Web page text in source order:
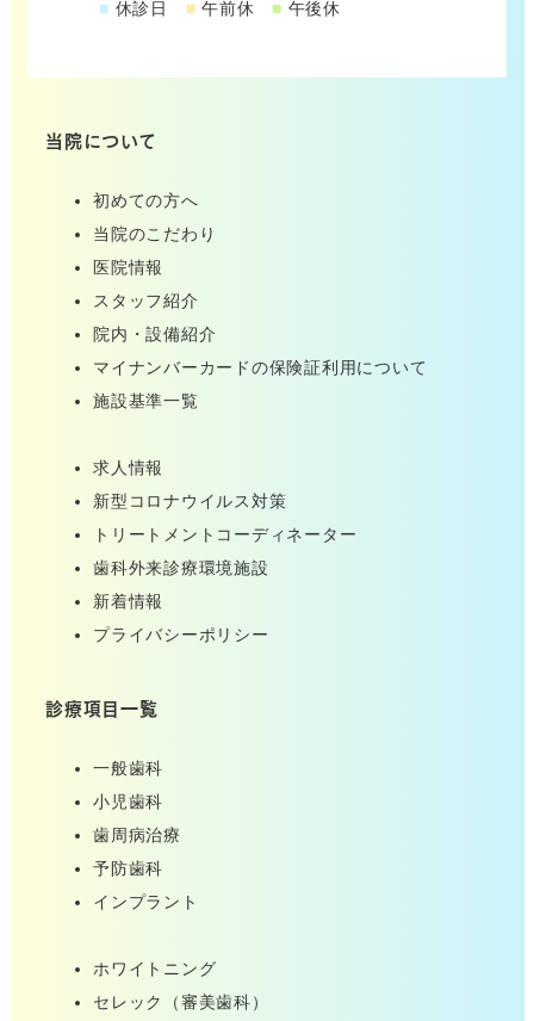
■ 休診日 ■ 午前休 ■ 午後休
当院について
初めての方へ
当院のこだわり
医院情報
スタッフ紹介
院内・設備紹介
マイナンバーカードの保険証利用について
施設基準一覧
求人情報
新型コロナウイルス対策
トリートメントコーディネーター
歯科外来診療環境施設
新着情報
プライバシーポリシー
診療項目一覧
一般歯科
小児歯科
歯周病治療
予防歯科
インプラント
ホワイトニング
セレック（審美歯科）